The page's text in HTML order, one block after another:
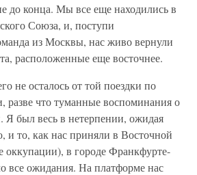
до конца. Мы все еще находились в
Союза, и, поступи
из Москвы, нас живо вернули
расположенные еще восточнее.
не осталось от той поездки по
разве что туманные воспоминания о
был весь в нетерпении, ожидая
и то, как нас приняли в Восточной
оккупации), в городе Франкфурте-
все ожидания. На платформе нас